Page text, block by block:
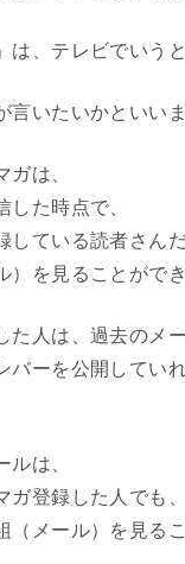
は、テレビでいう
言いたいかといい
ガは、
した時点で、
している読者さんだ
）を見ることができ
た人は、過去のメ
バーを公開してい
ルは、
ガ登録した人でも、
（メール）を見る